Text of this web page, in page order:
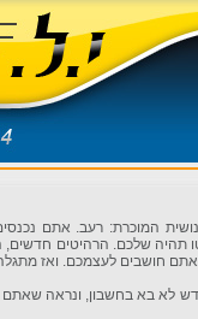
המוכרת: רעב. אתם
תהיה שלכם. הרהיטים
חושבים לעצמכם. ואז מתגלה
לא בא בחשבון, ונראה